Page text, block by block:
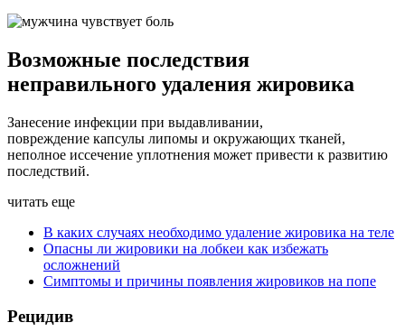
Возможные последствия
неправильного удаления жировика
Занесение инфекции при выдавливании,
повреждение капсулы липомы и окружающих тканей,
неполное иссечение уплотнения может привести к развитию
последствий.
читать еще
В каких случаях необходимо удаление жировика на теле
Опасны ли жировики на лобкеи как избежать
осложнений
Симптомы и причины появления жировиков на попе
Рецидив